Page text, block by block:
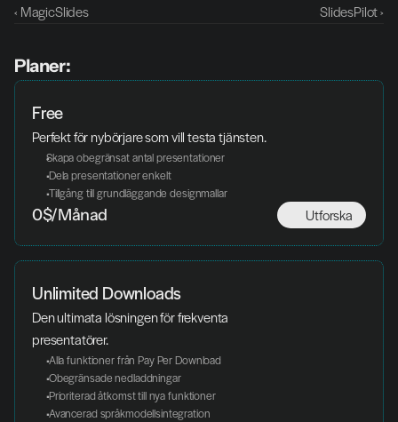
‹ MagicSlides
SlidesPilot ›
Planer:
Free
Perfekt för nybörjare som vill testa tjänsten.
Skapa obegränsat antal presentationer
Dela presentationer enkelt
Tillgång till grundläggande designmallar
Utforska
0$/Månad
Unlimited Downloads
Den ultimata lösningen för frekventa
presentatörer.
Alla funktioner från Pay Per Download
Obegränsade nedladdningar
Prioriterad åtkomst till nya funktioner
Avancerad språkmodellsintegration